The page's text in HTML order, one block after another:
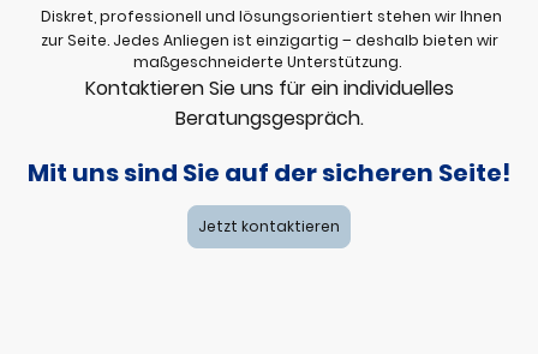
Diskret, professionell und lösungsorientiert stehen wir Ihnen
zur Seite. Jedes Anliegen ist einzigartig – deshalb bieten wir
maßgeschneiderte Unterstützung.
Kontaktieren Sie uns für ein individuelles
Beratungsgespräch.
Mit uns sind Sie auf der sicheren Seite!
Jetzt kontaktieren